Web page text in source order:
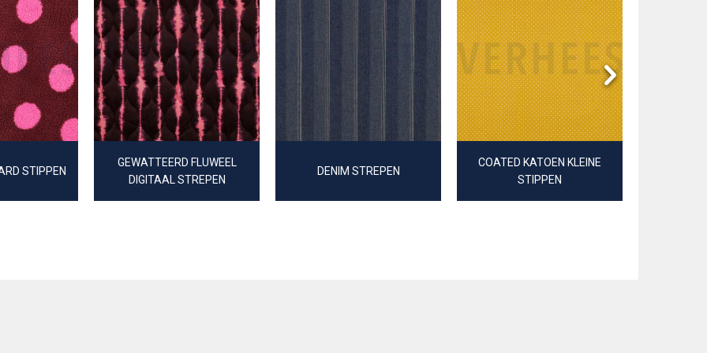
STIPPEN
GEWATTEERD FLUWEEL
DIGITAAL STREPEN
DENIM STREPEN
COATED KATOEN KLEINE
STIPPEN